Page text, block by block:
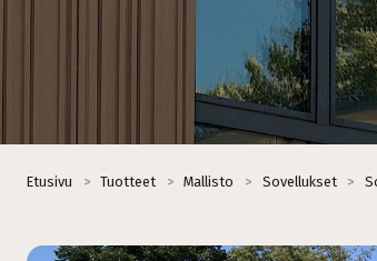
Etusivu > Tuotteet > Mallisto > Sovellukset >